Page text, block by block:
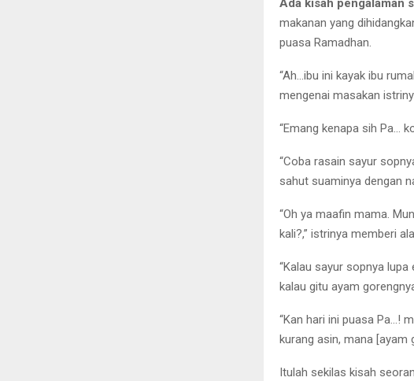
Ada kisah pengalaman
makanan yang
puasa Ramadhan.
“Ah…ibu ini kayak ibu
mengenai masakan
“Emang kenapa sih Pa…
“Coba rasain sayur
sahut suaminya dengan
“Oh ya maafin mama.
kali?,” istrinya memberi
“Kalau sayur sopnya
kalau gitu ayam
“Kan hari ini puasa Pa…!
kurang asin, mana [ayam
Itulah sekilas kisah